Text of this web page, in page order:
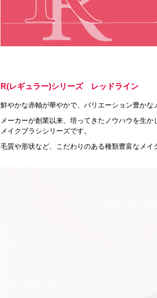
R(レギュラー)シリーズ レッドライン
鮮やかな赤軸が華やかで、バリエーション豊かな
メーカーが創業以来、培ってきたノウハウを生
メイクブラシシリーズです。
毛質や形状など、こだわりのある種類豊富なメイ